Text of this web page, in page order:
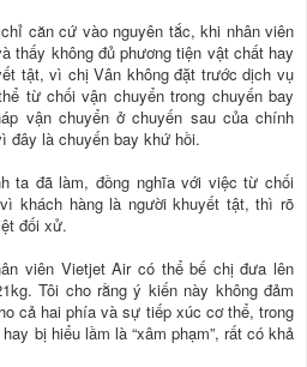
căn cứ vào nguyên tắc, khi nhân viên
thấy không đủ phương tiện vật chất hay
tật, vì chị Vân không đặt trước dịch vụ
từ chối vận chuyển trong chuyến bay
vận chuyển ở chuyến sau của chính
đây là chuyến bay khứ hồi.
ta đã làm, đồng nghĩa với việc từ chối
khách hàng là người khuyết tật, thì rõ
đối xử.
viên Vietjet Air có thể bế chị đưa lên
Tôi cho rằng ý kiến này không đảm
cả hai phía và sự tiếp xúc cơ thể, trong
bị hiểu lầm là “xâm phạm”, rất có khả